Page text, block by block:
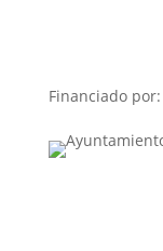
Financiado por: